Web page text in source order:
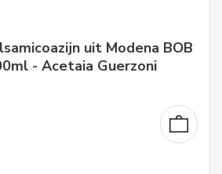
uit Modena BOB
- Acetaia Guerzoni